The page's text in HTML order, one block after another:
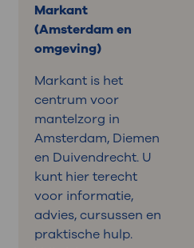
Markant
(Amsterdam en
omgeving)
Markant is het
centrum voor
mantelzorg in
Amsterdam, Diemen
en Duivendrecht. U
kunt hier terecht
voor informatie,
advies, cursussen en
praktische hulp.